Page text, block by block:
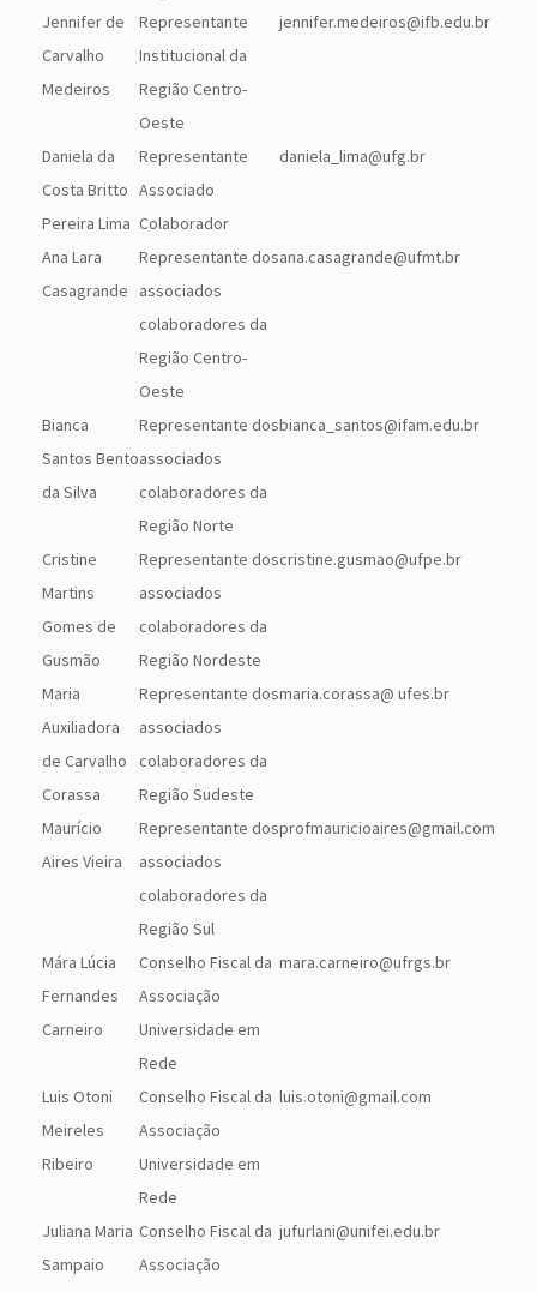
Jennifer de
Carvalho
Medeiros
Representante
Institucional da
Região Centro-
Oeste
jennifer.medeiros@ifb.edu.br
Daniela da
Costa Britto
Pereira Lima
Representante
Associado
Colaborador
daniela_lima@ufg.br
Ana Lara
Casagrande
Representante dos
associados
colaboradores da
Região Centro-
Oeste
ana.casagrande@ufmt.br
Bianca
Santos Bento
da Silva
Representante dos
associados
colaboradores da
Região Norte
bianca_santos@ifam.edu.br
Cristine
Martins
Gomes de
Gusmão
Representante dos
associados
colaboradores da
Região Nordeste
cristine.gusmao@ufpe.br
Maria
Auxiliadora
de Carvalho
Corassa
Representante dos
associados
colaboradores da
Região Sudeste
maria.corassa@ ufes.br
Maurício
Aires Vieira
Representante dos
associados
colaboradores da
Região Sul
profmauricioaires@gmail.com
Mára Lúcia
Fernandes
Carneiro
Conselho Fiscal da
Associação
Universidade em
Rede
mara.carneiro@ufrgs.br
Luis Otoni
Meireles
Ribeiro
Conselho Fiscal da
Associação
Universidade em
Rede
luis.otoni@gmail.com
Juliana Maria
Sampaio
Conselho Fiscal da
Associação
jufurlani@unifei.edu.br